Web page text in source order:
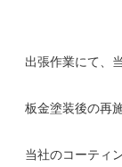
出張作業にて、
板金塗装後の再
当社のコーティ